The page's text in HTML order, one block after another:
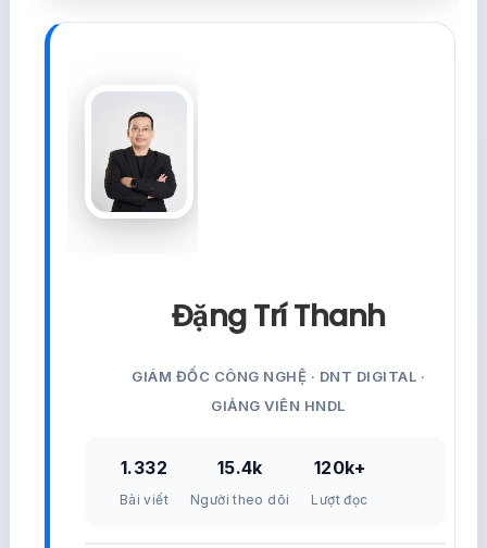
Đặng Trí Thanh
GIÁM ĐỐC CÔNG NGHỆ · DNT DIGITAL ·
GIẢNG VIÊN HNDL
1.332
Bài viết
15.4k
Người theo dõi
120k+
Lượt đọc